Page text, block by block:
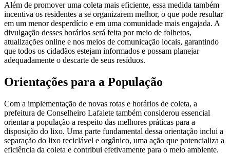
Além de promover uma coleta mais eficiente, essa medida também
incentiva os residentes a se organizarem melhor, o que pode resultar
em um menor desperdício e em uma comunidade mais engajada. A
divulgação desses horários será feita por meio de folhetos,
atualizações online e nos meios de comunicação locais, garantindo
que todos os cidadãos estejam informados e possam planejar
adequadamente o descarte de seus resíduos.
Orientações para a População
Com a implementação de novas rotas e horários de coleta, a
prefeitura de Conselheiro Lafaiete também considerou essencial
orientar a população a respeito das melhores práticas para a
disposição do lixo. Uma parte fundamental dessa orientação inclui a
separação do lixo reciclável e orgânico, uma ação que potencializa a
eficiência da coleta e contribui efetivamente para o meio ambiente.